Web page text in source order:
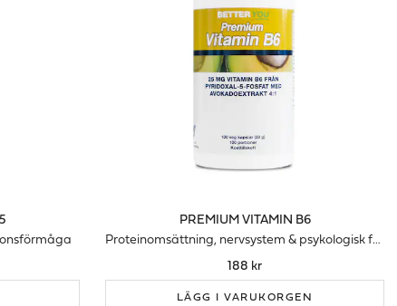
PREMIUM VITAMIN B6
Proteinomsättning, nervsystem & psykologisk funktion
188 kr
LÄGG I VARUKORGEN